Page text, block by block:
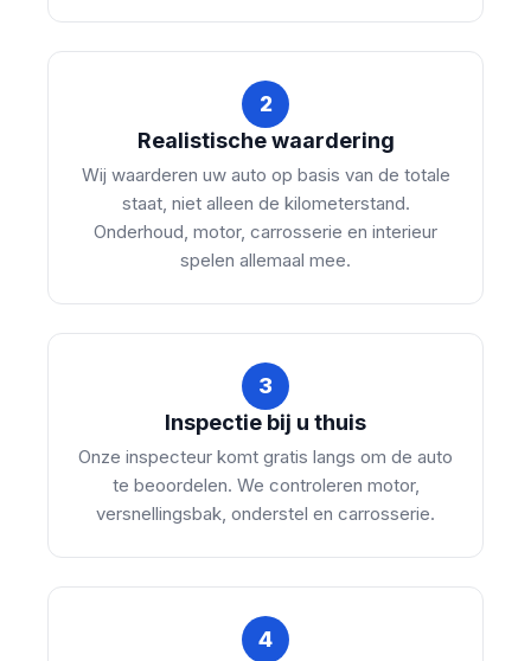
2
Realistische waardering
Wij waarderen uw auto op basis van de totale
staat, niet alleen de kilometerstand.
Onderhoud, motor, carrosserie en interieur
spelen allemaal mee.
3
Inspectie bij u thuis
Onze inspecteur komt gratis langs om de auto
te beoordelen. We controleren motor,
versnellingsbak, onderstel en carrosserie.
4